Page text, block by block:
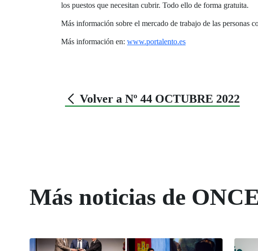
los puestos que necesitan cubrir. Todo ello de forma gratuita.
Más información sobre el mercado de trabajo de las personas
Más información en: www.portalento.es
Volver a Nº 44 OCTUBRE 2022
Más noticias de